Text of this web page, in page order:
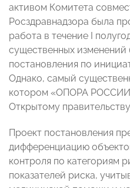
активом Комитета
Росздравнадзора была
работа в течение I
существенных
постановления по
Однако, самый
котором «ОПОРА
Открытому
Проект постановления
дифференциацию
контроля по категориям
показателей риска,